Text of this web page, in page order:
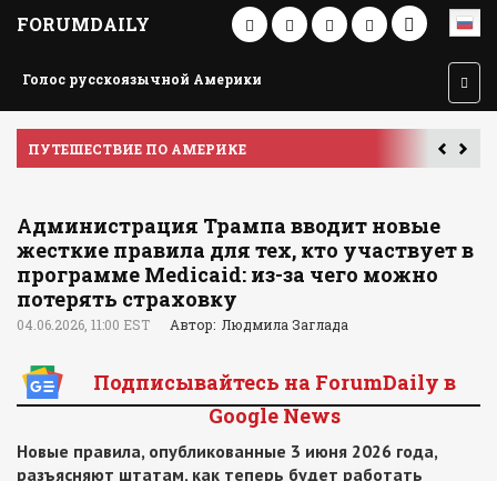
FORUMDAILY
Голос русскоязычной Америки
ПУТЕШЕСТВИЕ ПО АМЕРИКЕ
Администрация Трампа вводит новые
жесткие правила для тех, кто участвует в
программе Medicaid: из-за чего можно
потерять страховку
04.06.2026, 11:00 EST Автор: Людмила Заглада
Подписывайтесь на ForumDaily в
Google News
Новые правила, опубликованные 3 июня 2026 года,
разъясняют штатам, как теперь будет работать